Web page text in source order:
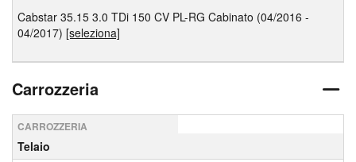
Cabstar 35.15 3.0 TDi 150 CV PL-RG Cabinato (04/2016 -
04/2017) [seleziona]
Carrozzeria
CARROZZERIA
Telaio